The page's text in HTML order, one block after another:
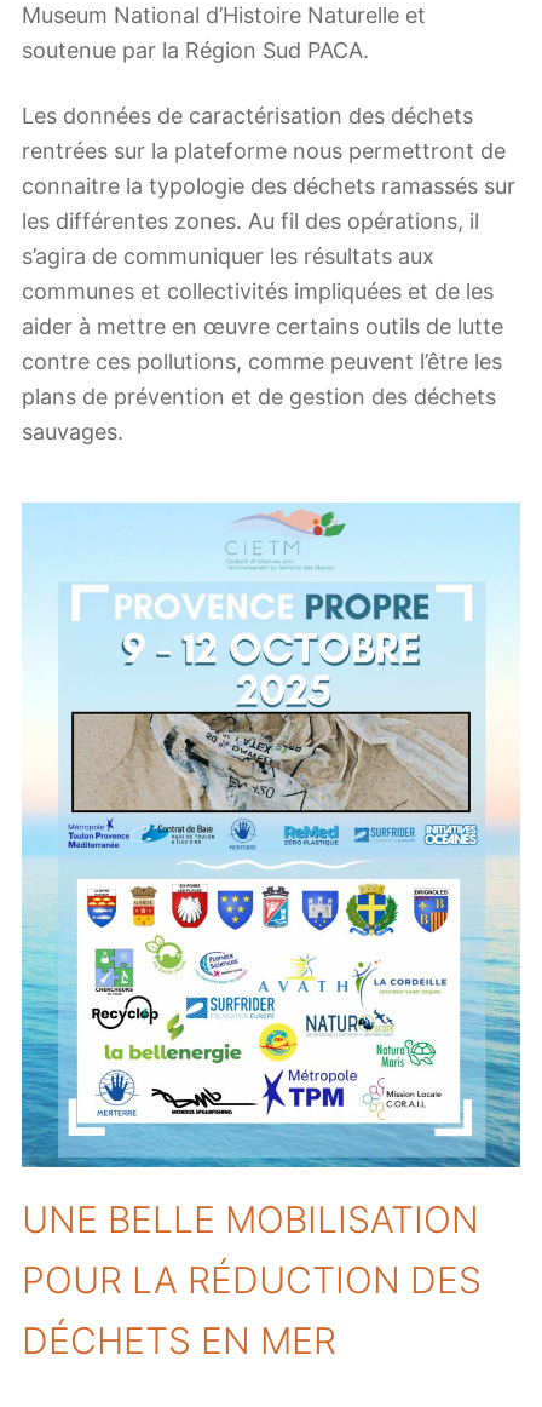
Museum National d’Histoire Naturelle et
soutenue par la Région Sud PACA.
Les données de caractérisation des déchets
rentrées sur la plateforme nous permettront de
connaitre la typologie des déchets ramassés sur
les différentes zones. Au fil des opérations, il
s’agira de communiquer les résultats aux
communes et collectivités impliquées et de les
aider à mettre en œuvre certains outils de lutte
contre ces pollutions, comme peuvent l’être les
plans de prévention et de gestion des déchets
sauvages.
UNE BELLE MOBILISATION
POUR LA RÉDUCTION DES
DÉCHETS EN MER